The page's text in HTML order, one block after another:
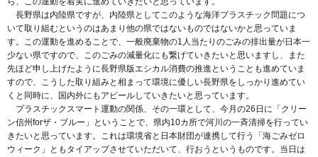
長野県は内陸県ですが、内陸県としてこのような海洋プラスチック問題につ
いて取り組むというのはあまり他の県ではないものではないかと思っていま
す。この運動を進めることで、一般廃棄物の1人当たりのごみの排出量が日本一
少ない県ですので、このごみの減量化にも繋げていきたいと思いますし、また
先ほど申し上げたように長野県版エシカル消費の推進ということも進めていま
すので、こうした取り組みと相まって環境に優しい長野県をしっかり進めてい
くと同時に、国内外にもアピールしていきたいと思っています。
プラスチックスマート運動の関係、その一環として、今月の26日に「クリー
ン信州forザ・ブルー」ということで、県内10カ所で河川の一斉清掃を行ってい
きたいと思っています。これは環境省と日本財団が連携して行う「海ごみゼロ
ウィーク」ともタイアップさせていただいて、行おうというものです。当日は